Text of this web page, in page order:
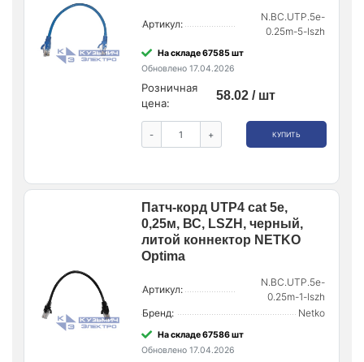
Артикул:
N.BC.UTP.5e-
0.25m-5-lszh
На складе 67585 шт
Обновлено 17.04.2026
Розничная
цена:
58.02 / шт
- + КУПИТЬ
Патч-корд UTP4 cat 5e,
0,25м, ВС, LSZH, черный,
литой коннектор NETKO
Optima
Артикул:
N.BC.UTP.5e-
0.25m-1-lszh
Бренд:
Netko
На складе 67586 шт
Обновлено 17.04.2026